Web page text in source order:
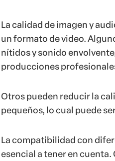
La calidad de imagen y
un formato de video.
nítidos y sonido
producciones
Otros pueden reducir la
pequeños, lo cual puede
La compatibilidad con
esencial a tener en